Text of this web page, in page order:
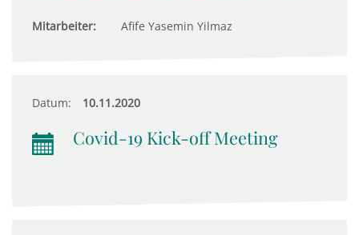
Mitarbeiter: Afife Yasemin Yilmaz
Datum: 10.11.2020
Covid-19 Kick-off Meeting